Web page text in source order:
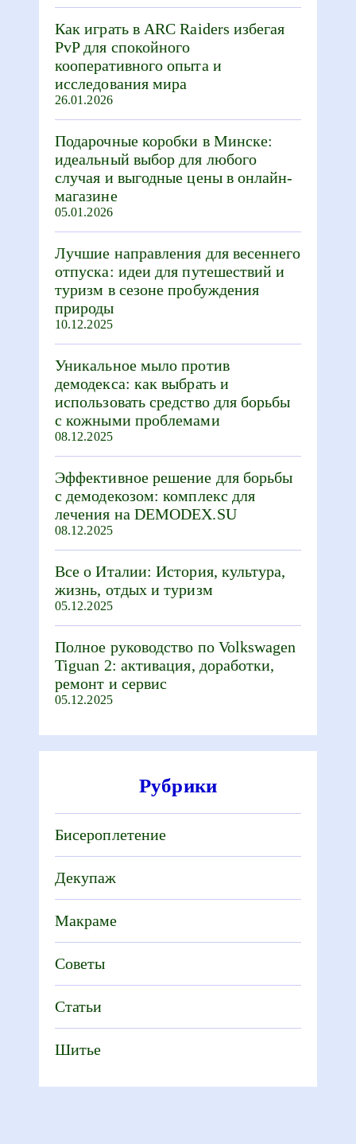
Как играть в ARC Raiders избегая
PvP для спокойного
кооперативного опыта и
исследования мира
26.01.2026
Подарочные коробки в Минске:
идеальный выбор для любого
случая и выгодные цены в онлайн-
магазине
05.01.2026
Лучшие направления для весеннего
отпуска: идеи для путешествий и
туризм в сезоне пробуждения
природы
10.12.2025
Уникальное мыло против
демодекса: как выбрать и
использовать средство для борьбы
с кожными проблемами
08.12.2025
Эффективное решение для борьбы
с демодекозом: комплекс для
лечения на DEMODEX.SU
08.12.2025
Все о Италии: История, культура,
жизнь, отдых и туризм
05.12.2025
Полное руководство по Volkswagen
Tiguan 2: активация, доработки,
ремонт и сервис
05.12.2025
Рубрики
Бисероплетение
Декупаж
Макраме
Советы
Статьи
Шитье